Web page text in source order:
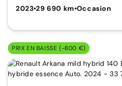
2023•29 690 km•Occasion
PRIX EN BAISSE (-800 €)